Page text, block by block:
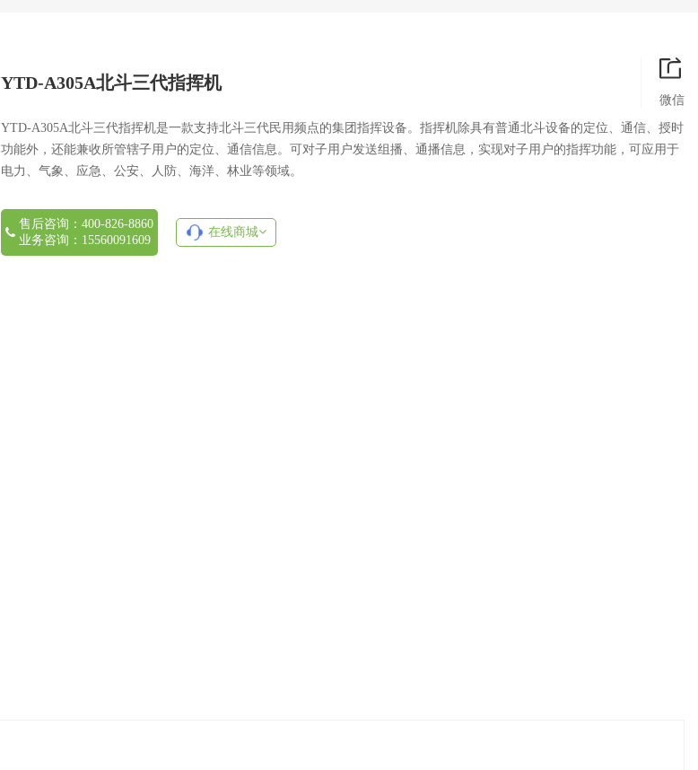
YTD-A305A北斗三代指挥机
微信
YTD-A305A北斗三代指挥机是一款支持北斗三代民用频点的集团指挥设备。指挥机除具有普通北斗设备的定位、通信、授时
功能外，还能兼收所管辖子用户的定位、通信信息。可对子用户发送组播、通播信息，实现对子用户的指挥功能，可应用于
电力、气象、应急、公安、人防、海洋、林业等领域。
售后咨询：400-826-8860
业务咨询：15560091609
在线商城